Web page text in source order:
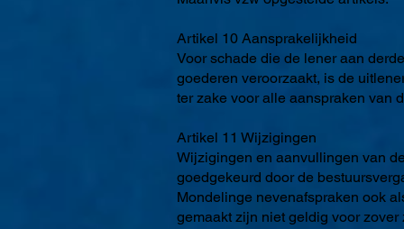
Artikel 10 Aansprakelijkheid
Voor schade die de lener aan
goederen veroorzaakt, is de
ter zake voor alle aanspraken van
Artikel 11 Wijzigingen
Wijzigingen en aanvullingen van
goedgekeurd door de
Mondelinge nevenafspraken ook
gemaakt zijn niet geldig voor